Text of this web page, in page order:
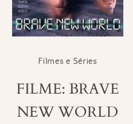
Filmes e Séries
FILME: BRAVE
NEW WORLD